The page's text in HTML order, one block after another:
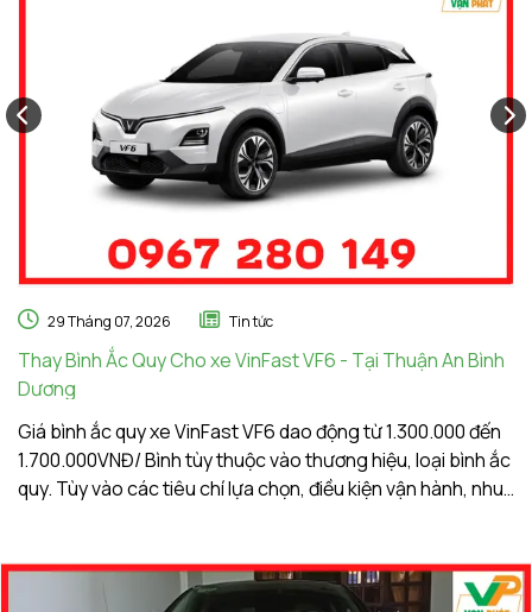
29 Tháng 07, 2026 Tin tức
Thay Bình Ắc Quy Cho xe VinFast VF6 - Tại Thuận An Bình
Dương
Giá bình ắc quy xe VinFast VF6 dao động từ 1.300.000 đến
1.700.000VNĐ/ Bình tùy thuộc vào thương hiệu, loại bình ắc
quy. Tùy vào các tiêu chí lựa chọn, điều kiện vận hành, nhu